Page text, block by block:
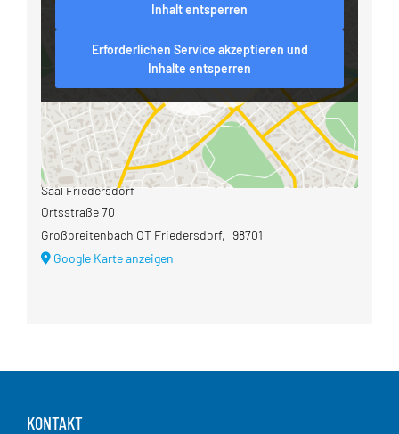
Veranstaltungsort
Saal Friedersdorf
Ortsstraße 70
Großbreitenbach OT Friedersdorf, 98701
Google Karte anzeigen
Inhalt entsperren
Erforderlichen Service akzeptieren und
Inhalte entsperren
KONTAKT